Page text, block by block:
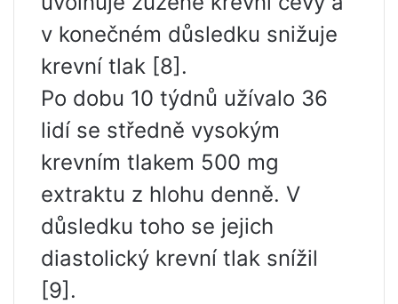
v konečném důsledku snižuje
krevní tlak [8].
Po dobu 10 týdnů užívalo 36
lidí se středně vysokým
krevním tlakem 500 mg
extraktu z hlohu denně. V
důsledku toho se jejich
diastolický krevní tlak snížil
[9].